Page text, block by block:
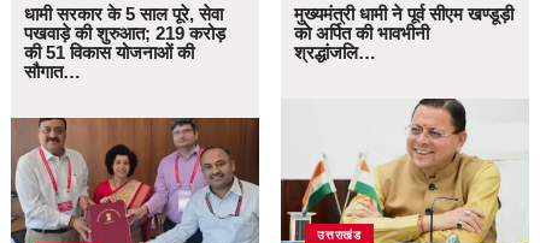
धामी सरकार के 5 साल पूरे, सेवा
पखवाड़े की शुरुआत; 219 करोड़
की 51 विकास योजनाओं की
सौगात…
मुख्यमंत्री धामी ने पूर्व सीएम खण्डूड़ी
को अर्पित की भावभीनी
श्रद्धांजलि…
उत्तराखंड